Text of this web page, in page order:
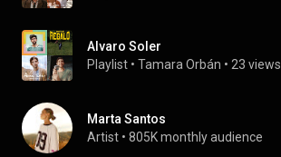
Alvaro Soler
Playlist • Tamara Orbán • 23 views
Marta Santos
Artist • 805K monthly audience